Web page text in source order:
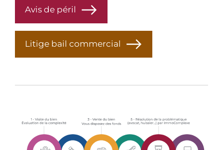
Avis de péril
Litige bail commercial